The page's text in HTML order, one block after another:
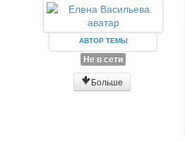
АВТОР ТЕМЫ
Не в сети
Больше